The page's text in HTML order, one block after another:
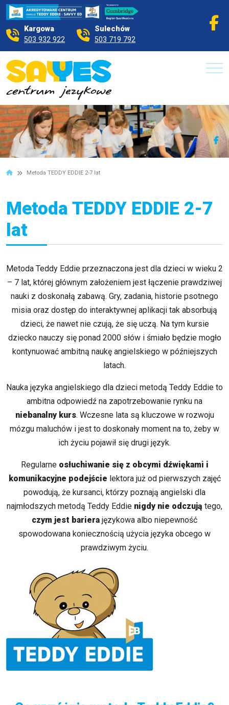
Kargowa
503 932 922
Sulechów
503 719 792
Metoda TEDDY EDDIE 2-7 lat
Metoda TEDDY EDDIE 2-7
lat
Metoda Teddy Eddie przeznaczona jest dla dzieci w wieku 2
– 7 lat, której głównym założeniem jest łączenie prawdziwej
nauki z doskonałą zabawą. Gry, zadania, historie psotnego
misia oraz dostęp do interaktywnej aplikacji tak absorbują
dzieci, że nawet nie czują, że się uczą. Na tym kursie
dziecko nauczy się ponad 2000 słów i śmiało będzie mogło
kontynuować ambitną naukę angielskiego w późniejszych
latach.
Nauka języka angielskiego dla dzieci metodą Teddy Eddie to
ambitna odpowiedź na zapotrzebowanie rynku na
niebanalny kurs. Wczesne lata są kluczowe w rozwoju
mózgu maluchów i jest to doskonały moment na to, żeby w
ich życiu pojawił się drugi język.
Regularne osłuchiwanie się z obcymi dźwiękami i
komunikacyjne podejście lektora już od pierwszych zajęć
powodują, że kursanci, którzy poznają angielski dla
najmłodszych metodą Teddy Eddie nigdy nie odczują tego,
czym jest bariera językowa albo niepewność
spowodowana koniecznością użycia języka obcego w
prawdziwym życiu.